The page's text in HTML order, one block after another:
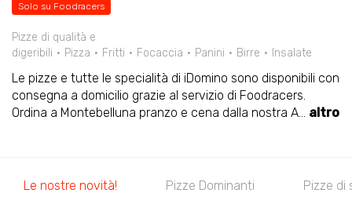
Solo su Foodracers
Pizze di qualità e
digeribili
Pizza Fritti Focaccia Panini Birre Insalate
Le pizze e tutte le specialità di iDomino sono disponibili con
consegna a domicilio grazie al servizio di Foodracers.
Ordina a Montebelluna pranzo e cena dalla nostra A... altro
Le nostre novità! Pizze Dominanti Pizze di